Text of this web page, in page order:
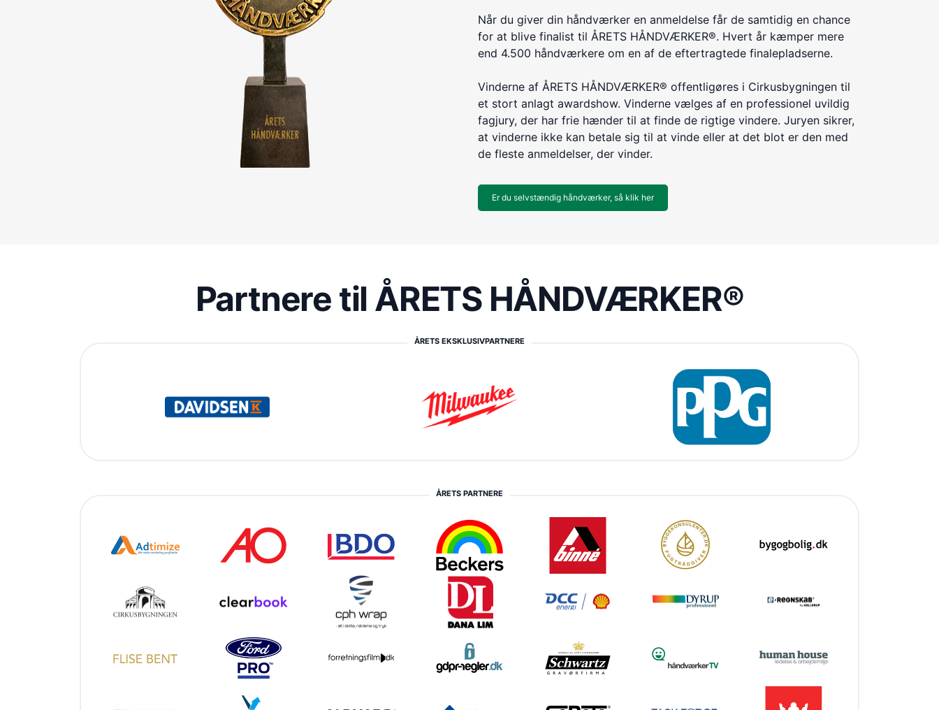
Når du giver din håndværker en anmeldelse får de samtidig en chance
for at blive finalist til ÅRETS HÅNDVÆRKER®. Hvert år kæmper mere
end 4.500 håndværkere om en af de eftertragtede finalepladserne.
Vinderne af ÅRETS HÅNDVÆRKER® offentligøres i Cirkusbygningen til
et stort anlagt awardshow. Vinderne vælges af en professionel uvildig
fagjury, der har frie hænder til at finde de rigtige vindere. Juryen sikrer,
at vinderne ikke kan betale sig til at vinde eller at det blot er den med
de fleste anmeldelser, der vinder.
Er du selvstændig håndværker, så klik her
Partnere til ÅRETS HÅNDVÆRKER®
ÅRETS EKSKLUSIVPARTNERE
ÅRETS PARTNERE